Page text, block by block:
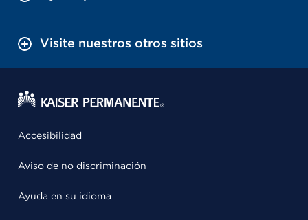
Visite nuestros otros sitios
Accesibilidad
Aviso de no discriminación
Ayuda en su idioma